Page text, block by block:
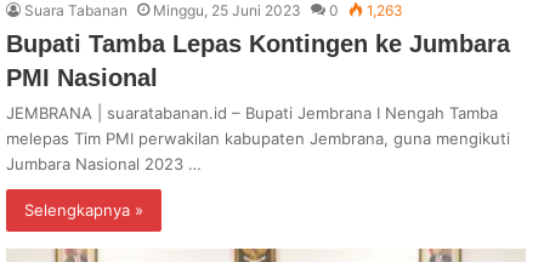
Suara Tabanan Minggu, 25 Juni 2023 0 1,263
Bupati Tamba Lepas Kontingen ke Jumbara
PMI Nasional
JEMBRANA | suaratabanan.id – Bupati Jembrana I Nengah Tamba
melepas Tim PMI perwakilan kabupaten Jembrana, guna mengikuti
Jumbara Nasional 2023 …
Selengkapnya »